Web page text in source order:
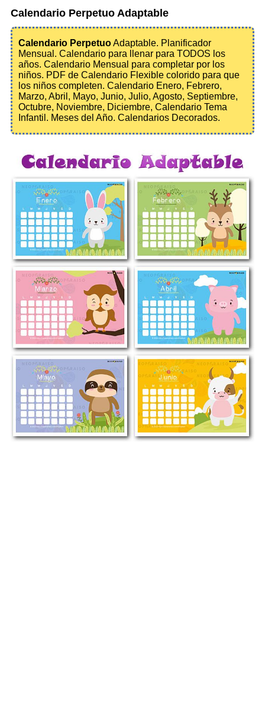
Calendario Perpetuo Adaptable
Calendario PerpetuoAdaptable. Planificador
Mensual. Calendario para llenar para TODOS los
años. Calendario Mensual para completar por los
niños. PDF de Calendario Flexible colorido para que
los niños completen. Calendario Enero, Febrero,
Marzo, Abril, Mayo, Junio, Julio, Agosto, Septiembre,
Octubre, Noviembre, Diciembre, Calendario Tema
Infantil. Meses del Año. Calendarios Decorados.